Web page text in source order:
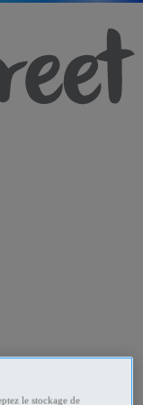
le stockage de